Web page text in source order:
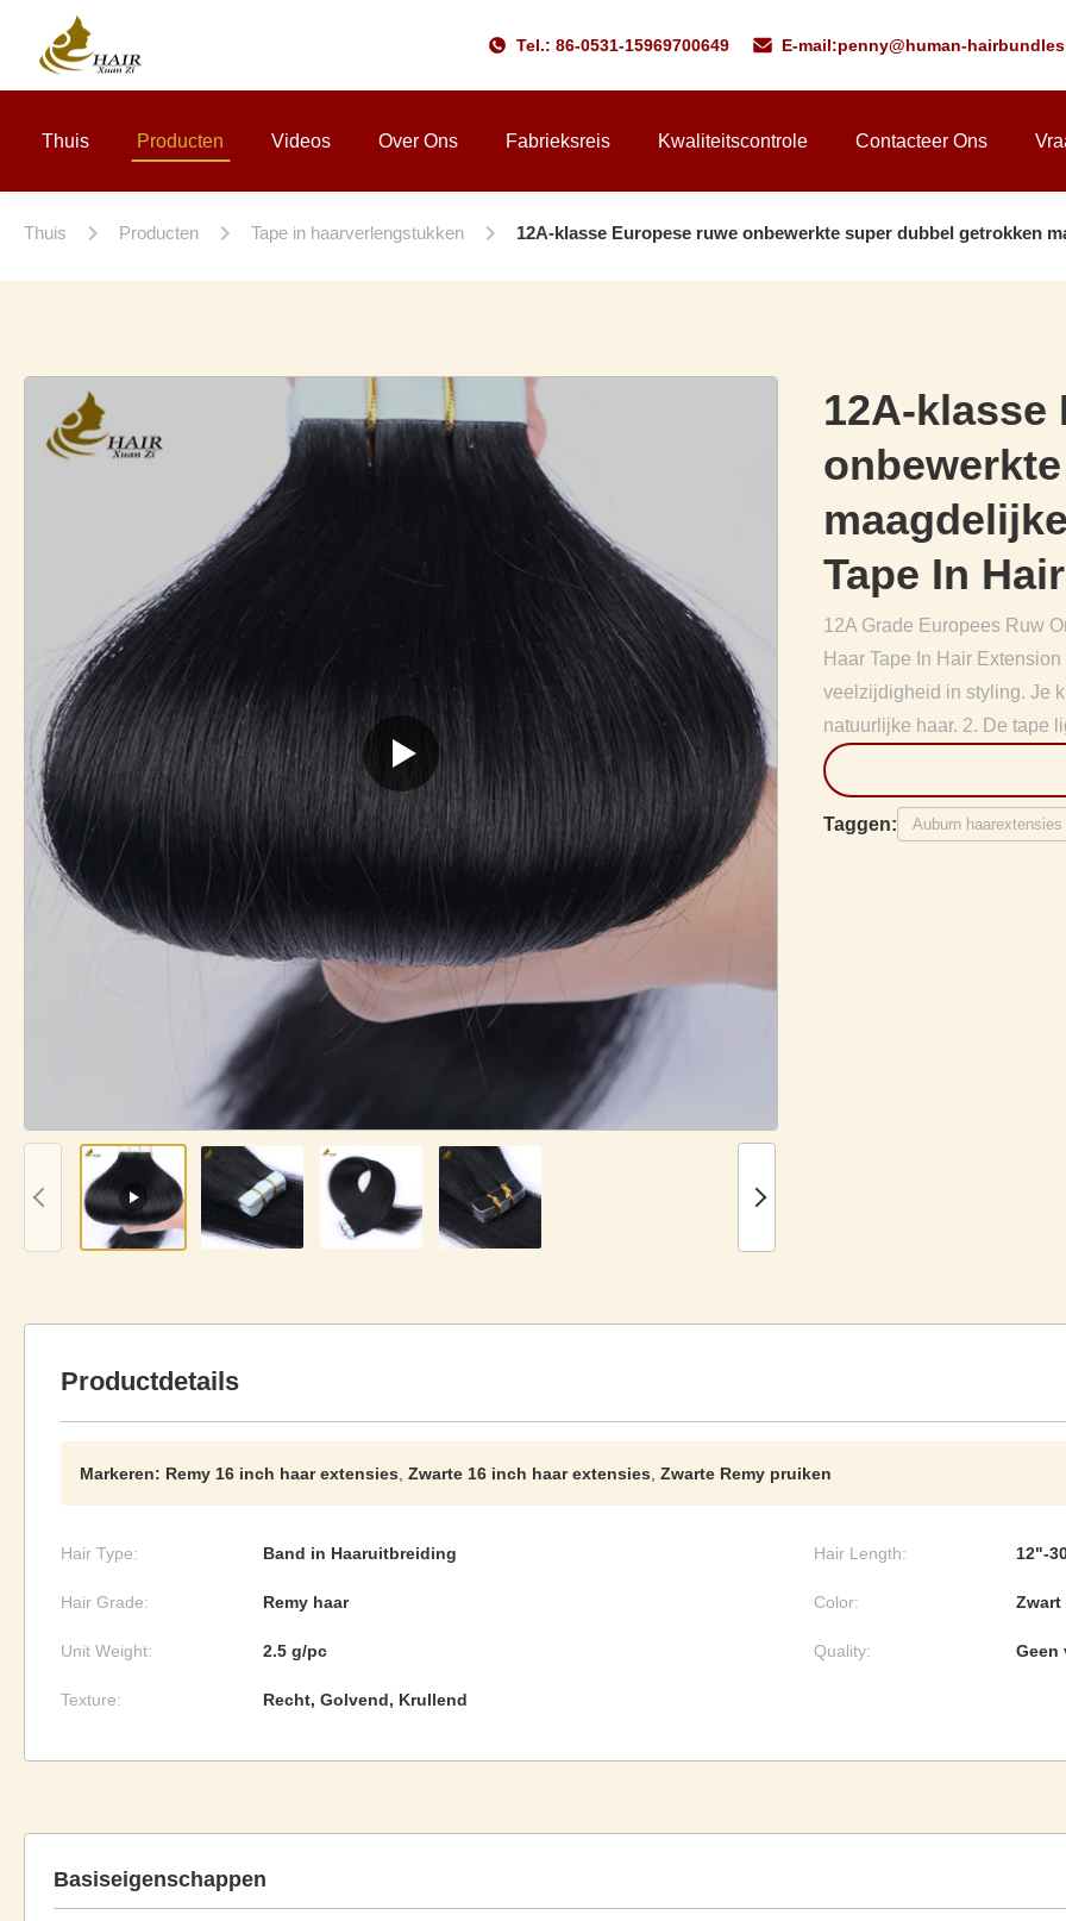
Tel.: 86-0531-15969700649 E-mail:penny@human-
Thuis Producten Videos Over Ons Fabrieksreis Kwaliteitscontrole Contacteer Ons
Thuis Producten Tape in haarverlengstukken 12A-klasse Europese ruwe onbewerkte super dubbel getrokken
12A-klasse
Tape In
12A Grade Europees Ruw
Haar Tape In Hair
veelzijdigheid in styling. Je
natuurlijke haar. 2. De tape
Taggen: Auburn haarextensies
Productdetails
Markeren: Remy 16 inch haar extensies Zwarte 16 inch haar extensies Zwarte Remy pruiken
Hair Type: Band in Haaruitbreiding Hair Length: 12"-
Hair Grade: Remy haar Color: Zwart
Unit Weight: 2.5 g/pc Quality: Geen
Texture: Recht, Golvend, Krullend
Basiseigenschappen